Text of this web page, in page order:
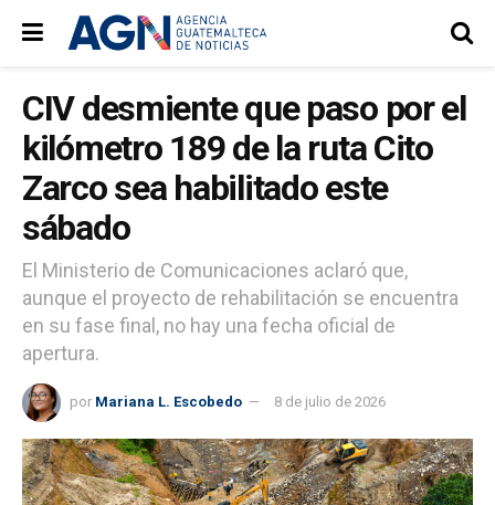
CIV desmiente que paso por el
kilómetro 189 de la ruta Cito
Zarco sea habilitado este
sábado
El Ministerio de Comunicaciones aclaró que,
aunque el proyecto de rehabilitación se encuentra
en su fase final, no hay una fecha oficial de
apertura.
por Mariana L. Escobedo 8 de julio de 2026